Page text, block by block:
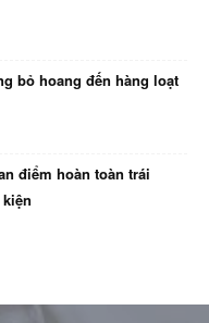
bỏ hoang đến hàng loạt
điểm hoàn toàn trái